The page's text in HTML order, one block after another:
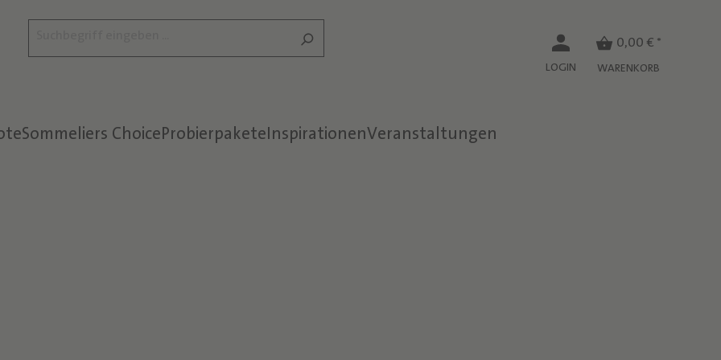
LOGIN
0,00 € *
WARENKORB
Sommeliers ChoiceProbierpaketeInspirationenVeranstaltungen